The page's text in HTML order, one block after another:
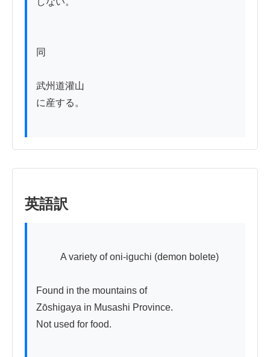
同
武州道灌山
に産する。
英語訳
Found in the mountains of
Zōshigaya in Musashi Province.
Not used for food.